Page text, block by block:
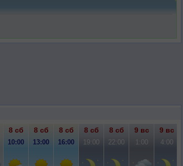
8 сб 8 сб 8 сб 8 сб 8 сб 9 вс 9 вс
10:00 13:00 16:00 19:00 22:00 1:00 4:00